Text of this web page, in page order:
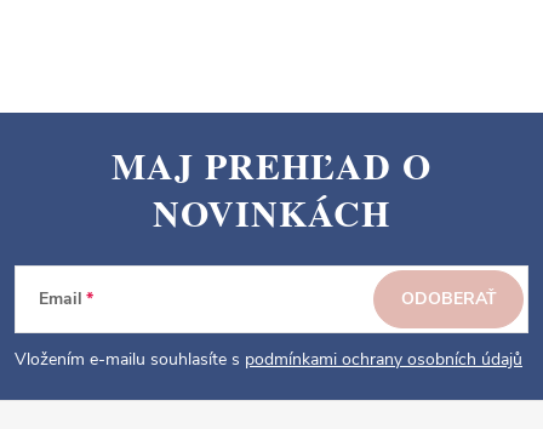
p
e
MAJ PREHĽAD O
NOVINKÁCH
Email
Vložením e-mailu souhlasíte s podmínkami ochrany osobních údajů
ODOBERAŤ